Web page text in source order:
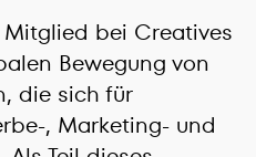
bei Creatives
Bewegung von
die sich für
, Marketing- und